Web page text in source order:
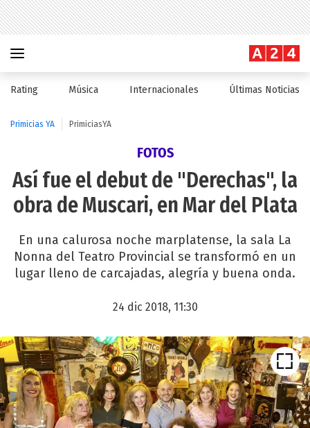
Rating Música Internacionales Últimas Noticias
Primicias YA PrimiciasYA
FOTOS
Así fue el debut de "Derechas", la
obra de Muscari, en Mar del Plata
En una calurosa noche marplatense, la sala La
Nonna del Teatro Provincial se transformó en un
lugar lleno de carcajadas, alegría y buena onda.
24 dic 2018, 11:30